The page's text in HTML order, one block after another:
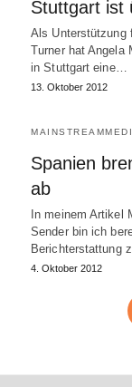
Stuttgart ist
Als Unterstützung
Turner hat Angela
in Stuttgart eine…
13. Oktober 2012
Spanien
ab
In meinem Artikel
Sender bin ich
Berichterstattung
4. Oktober 2012